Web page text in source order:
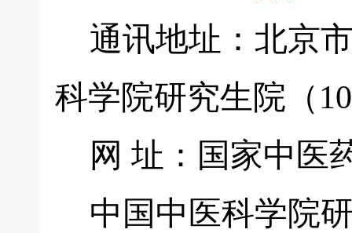
通讯地址：北京
科学院研究生院（
网 址：国家中医
中国中医科学院